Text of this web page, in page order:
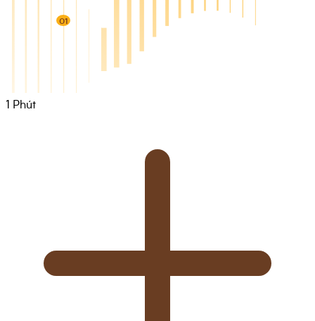
1 Phút
01